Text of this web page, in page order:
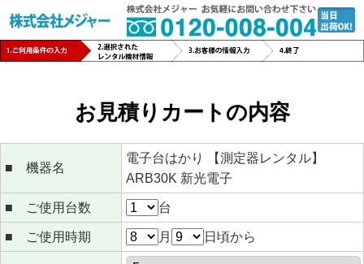
お見積りカートの内容
■ 機器名
電子台はかり 【測定器レンタル】
ARB30K 新光電子
■ ご使用台数 台
■ ご使用時期 月 日頃から